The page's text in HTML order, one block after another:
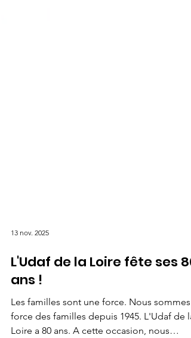
13 nov. 2025
ans !
Les familles sont une force. Nous sommes